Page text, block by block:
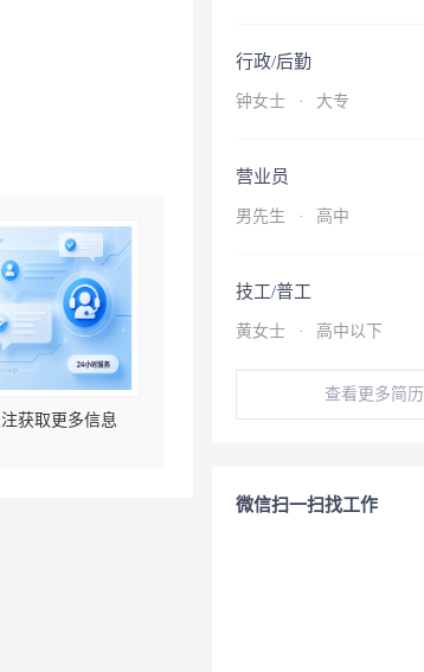
获取更多信息
行政/后勤
钟女士 · 大专
营业员
男先生 · 高中
技工/普工
黄女士 · 高中以下
查看更多简历
微信扫一扫找工作